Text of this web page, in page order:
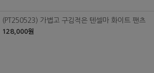
(PT250523) 가볍고 구김적은 텐셀마 화이트 팬츠
128,000원